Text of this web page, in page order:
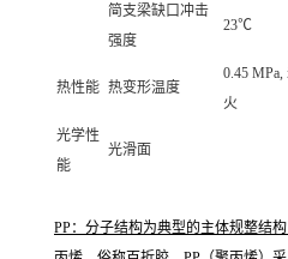
简支梁缺口冲击
强度
23℃
热性能 热变形温度
0.45 MPa,
火
光学性
能
光滑面
PP：分子结构为典型的主体规整结